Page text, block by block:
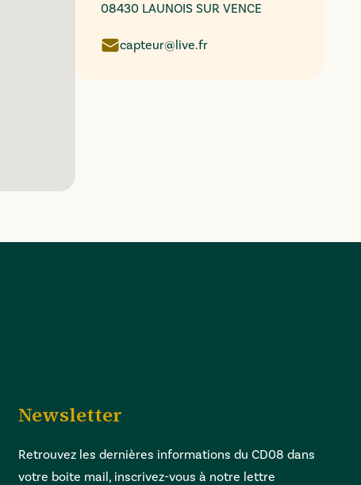
08430 LAUNOIS SUR VENCE
capteur@live.fr
Newsletter
Retrouvez les dernières informations du CD08 dans
votre boite mail, inscrivez-vous à notre lettre